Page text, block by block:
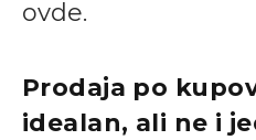
ovde.
Prodaja po
idealan, ali ne i